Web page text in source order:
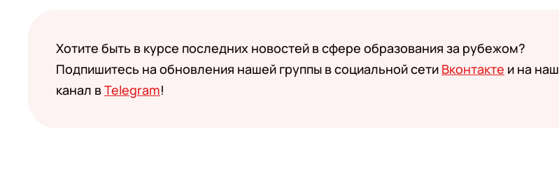
Хотите быть в курсе последних новостей в сфере образования за рубежом?
Подпишитесь на обновления нашей группы в социальной сети Вконтакте и на наш
канал вTelegram!